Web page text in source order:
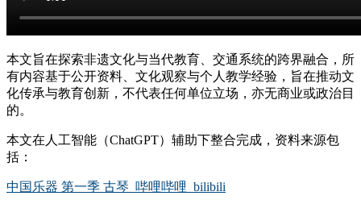
本文旨在探索非遗文化与当代教育、交通系统的跨界融合，所
有内容基于公开资料、文化观察与个人教学经验，旨在推动文
化传承与教育创新，不代表任何单位立场，亦无商业或政治目
的。
本文在人工智能（ChatGPT）辅助下整合完成，资料来源包
括：
中国乐器 第一季 古琴_哔哩哔哩_bilibili